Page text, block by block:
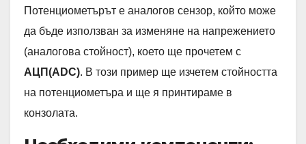
Потенциометърът е аналогов сензор, който може
да бъде използван за изменяне на напрежението
(аналогова стойност), което ще прочетем с
АЦП(ADC). В този пример ще изчетем стойността
на потенциометъра и ще я принтираме в
конзолата.